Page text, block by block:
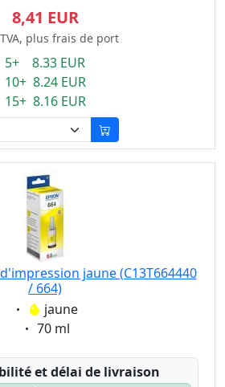
8,41 EUR
plus frais de port
5+ 8.33 EUR
10+ 8.24 EUR
15+ 8.16 EUR
jaune (C13T664440
/ 664)
Eigenschaft:
jaune
Eigenschaft:
70 ml
et délai de livraison